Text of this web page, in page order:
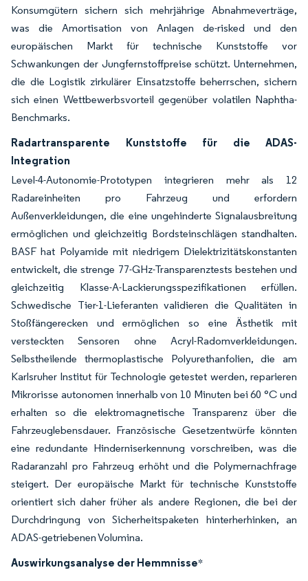
Konsumgütern sichern sich mehrjährige Abnahmeverträge,
was die Amortisation von Anlagen de-risked und den
europäischen Markt für technische Kunststoffe vor
Schwankungen der Jungfernstoffpreise schützt. Unternehmen,
die die Logistik zirkulärer Einsatzstoffe beherrschen, sichern
sich einen Wettbewerbsvorteil gegenüber volatilen Naphtha-
Benchmarks.
Radartransparente Kunststoffe für die ADAS-
Integration
Level-4-Autonomie-Prototypen integrieren mehr als 12
Radareinheiten pro Fahrzeug und erfordern
Außenverkleidungen, die eine ungehinderte Signalausbreitung
ermöglichen und gleichzeitig Bordsteinschlägen standhalten.
BASF hat Polyamide mit niedrigem Dielektrizitätskonstanten
entwickelt, die strenge 77-GHz-Transparenztests bestehen und
gleichzeitig Klasse-A-Lackierungsspezifikationen erfüllen.
Schwedische Tier-1-Lieferanten validieren die Qualitäten in
Stoßfängerecken und ermöglichen so eine Ästhetik mit
versteckten Sensoren ohne Acryl-Radomverkleidungen.
Selbstheilende thermoplastische Polyurethanfolien, die am
Karlsruher Institut für Technologie getestet werden, reparieren
Mikrorisse autonomen innerhalb von 10 Minuten bei 60 °C und
erhalten so die elektromagnetische Transparenz über die
Fahrzeuglebensdauer. Französische Gesetzentwürfe könnten
eine redundante Hinderniserkennung vorschreiben, was die
Radaranzahl pro Fahrzeug erhöht und die Polymernachfrage
steigert. Der europäische Markt für technische Kunststoffe
orientiert sich daher früher als andere Regionen, die bei der
Durchdringung von Sicherheitspaketen hinterherhinken, an
ADAS-getriebenen Volumina.
Auswirkungsanalyse der Hemmnisse*